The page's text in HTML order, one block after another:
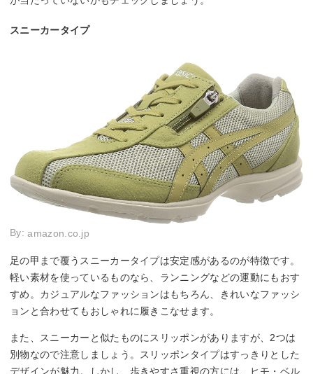
スニーカータイプ
By:amazon.co.jp
足の甲まで覆うスニーカータイプは安定感があるのが特徴です。
軽い素材を使っているものなら、ランニングなどの運動にもおす
すめ。カジュアルなファッションはもちろん、きれいなファッシ
ョンと合わせてもおしゃれに履きこなせます。
また、スニーカーと似たものにスリッポンがありますが、2つは
別物なので注意しましょう。スリッポンタイプはすっきりとした
デザインが魅力。しかし、歩きやすさ重視の方には、ヒモ・ベル